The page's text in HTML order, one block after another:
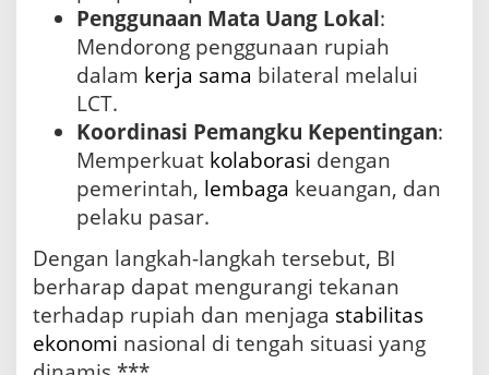
Penggunaan Mata Uang Lokal:
Mendorong penggunaan rupiah
dalam kerja sama bilateral melalui
LCT.
Koordinasi Pemangku Kepentingan:
Memperkuat kolaborasi dengan
pemerintah, lembaga keuangan, dan
pelaku pasar.
Dengan langkah-langkah tersebut, BI
berharap dapat mengurangi tekanan
terhadap rupiah dan menjaga stabilitas
ekonomi nasional di tengah situasi yang